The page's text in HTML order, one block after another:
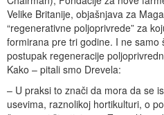
Velike Britanije, objašnjava za
“regenerativne poljoprivrede” za
formirana pre tri godine. I ne samo
postupak regeneracije
Kako – pitali smo Drevela:
– U praksi to znači da mora da se
usevima, raznolikoj hortikulturi, o